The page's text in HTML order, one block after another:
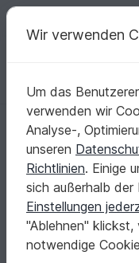
Deine kreativen
Deutsch | €
Startseite Häkeln
Häkelanleitung
Häkelanleitung
"Merope"
Wir verwenden
Um das
verwenden wir
Analyse-,
unseren
Richtlinien. Einige
sich außerhalb der
Einstellungen
"Ablehnen" klickst,
notwendige